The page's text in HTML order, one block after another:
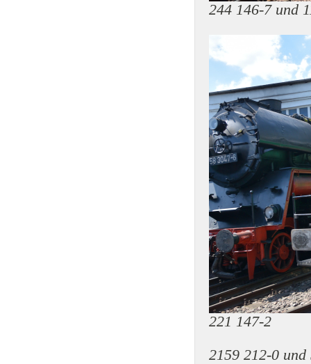
244 146-7 und
221 147-2
2159 212-0 und